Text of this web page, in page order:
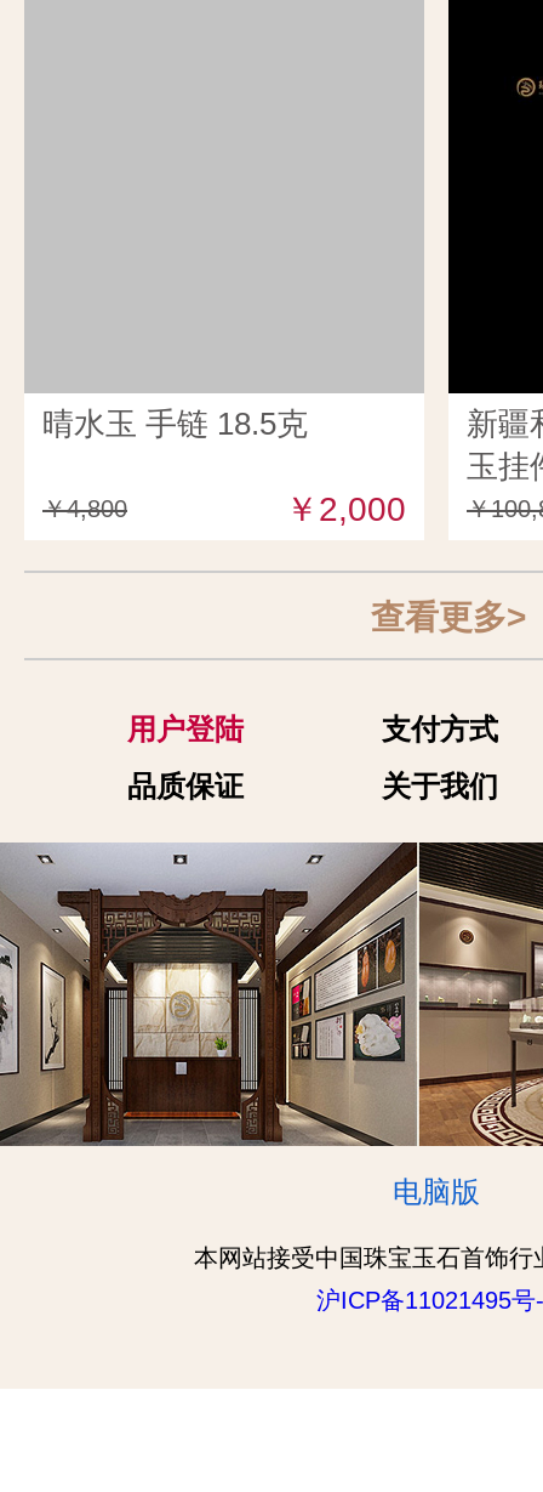
晴水玉 手链 18.5克
￥4,800 ￥2,000
新疆
玉挂
￥
查看更多>
用户登陆
支付方式
品质保证
关于我们
电脑版
本网站接受中国珠宝玉石首饰行
沪ICP备11021495号